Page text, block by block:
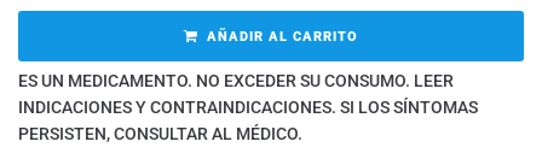
AÑADIR AL CARRITO
ES UN MEDICAMENTO. NO EXCEDER SU CONSUMO. LEER
INDICACIONES Y CONTRAINDICACIONES. SI LOS SÍNTOMAS
PERSISTEN, CONSULTAR AL MÉDICO.